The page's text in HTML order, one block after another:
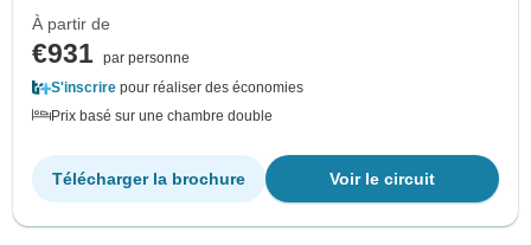
À partir de
€931 par personne
S'inscrire pour réaliser des économies
Prix basé sur une chambre double
Voir le circuit
Télécharger la brochure